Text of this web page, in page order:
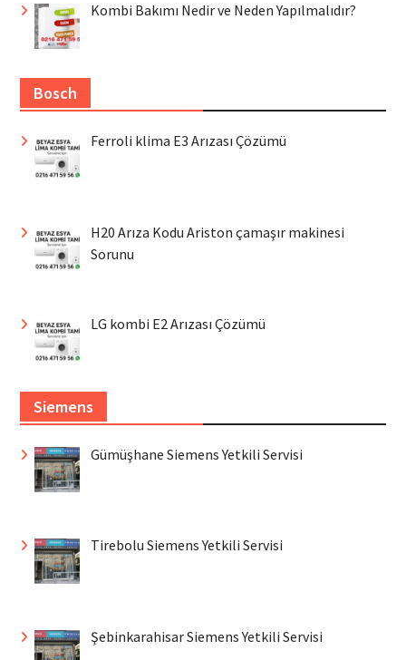
Kombi Bakımı Nedir ve Neden Yapılmalıdır?
Bosch
Ferroli klima E3 Arızası Çözümü
H20 Arıza Kodu Ariston çamaşır makinesi
Sorunu
LG kombi E2 Arızası Çözümü
Siemens
Gümüşhane Siemens Yetkili Servisi
Tirebolu Siemens Yetkili Servisi
Şebinkarahisar Siemens Yetkili Servisi